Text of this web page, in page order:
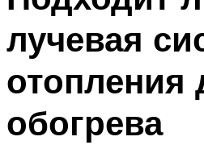
лучевая
отопления
обогрева